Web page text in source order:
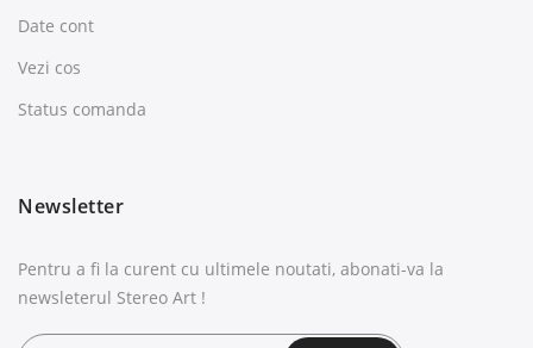
Date cont
Vezi cos
Status comanda
Newsletter
Pentru a fi la curent cu ultimele noutati, abonati-va la
newsleterul Stereo Art !